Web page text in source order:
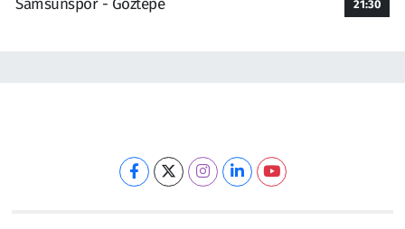
Samsunspor - Göztepe
21:30